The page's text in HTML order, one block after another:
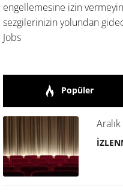
engellemesine izin
sezgilerinizin yolundan
Jobs
Popüler